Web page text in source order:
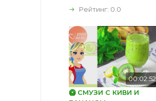
Рейтинг: 0.0
00:02:52
🥝 СМУЗИ С КИВИ И